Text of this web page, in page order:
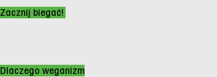
Zacznij biegać!
Dlaczego weganizm